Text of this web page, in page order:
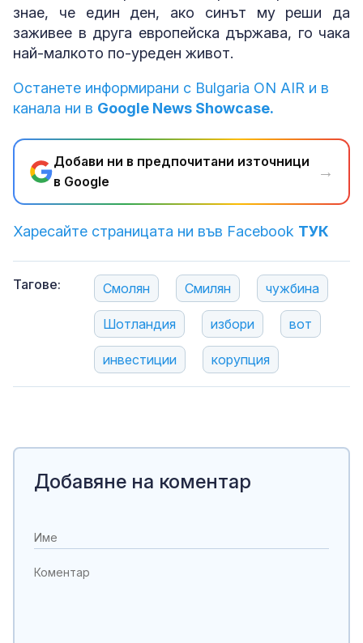
знае, че един ден, ако синът му реши да
заживее в друга европейска държава, го чака
най-малкото по-уреден живот.
Останете информирани с Bulgaria ON AIR и в
канала ни в Google News Showcase.
Добави ни в предпочитани източници
в Google
→
Харесайте страницата ни във Facebook ТУК
Тагове: Смолян Смилян чужбина
Шотландия избори вот
инвестиции корупция
Добавяне на коментар